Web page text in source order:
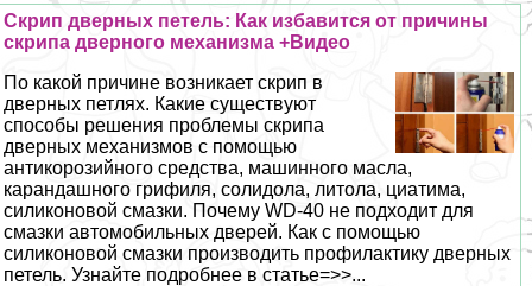
Скрип дверных петель: Как избавится от причины
скрипа дверного механизма +Видео
По какой причине возникает скрип в
дверных петлях. Какие существуют
способы решения проблемы скрипа
дверных механизмов с помощью
антикорозийного средства, машинного масла,
карандашного грифиля, солидола, литола, циатима,
силиконовой смазки. Почему WD-40 не подходит для
смазки автомобильных дверей. Как с помощью
силиконовой смазки производить профилактику дверных
петель. Узнайте подробнее в статье=>>...